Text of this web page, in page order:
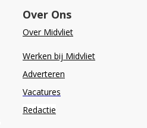
Over Ons
Over Midvliet
Werken bij Midvliet
Adverteren
Vacatures
Redactie